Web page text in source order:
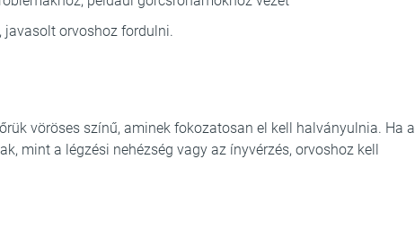
javasolt orvoshoz fordulni.
vöröses színű, aminek fokozatosan el kell halványulnia. Ha a
mint a légzési nehézség vagy az ínyvérzés, orvoshoz kell